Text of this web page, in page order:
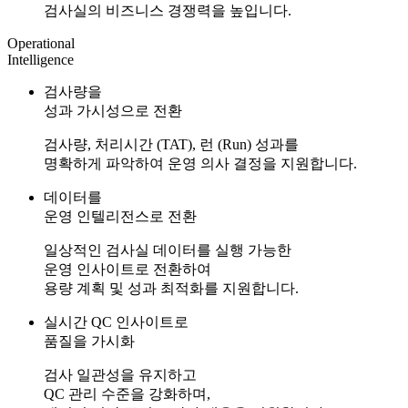
검사실의 비즈니스 경쟁력을 높입니다.
Operational
Intelligence
검사량을
성과 가시성 으로 전환
검사량, 처리시간 (TAT), 런 (Run) 성과를
명확하게 파악하여 운영 의사 결정을 지원합니다.
데이터를
운영 인텔리전스로 전환
일상적인 검사실 데이터를 실행 가능한
운영 인사이트로 전환하여
용량 계획 및 성과 최적화를 지원합니다.
실시간 QC 인사이트로
품질을 가시화
검사 일관성을 유지하고
QC 관리 수준을 강화하며,